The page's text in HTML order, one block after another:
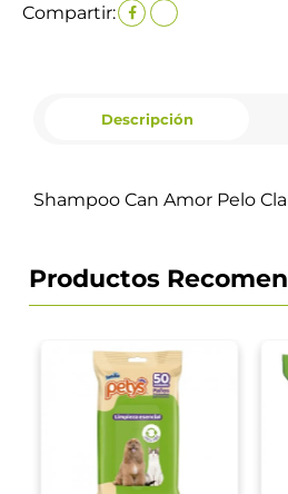
Compartir:
Descripción
Shampoo Can Amor Pelo
Productos